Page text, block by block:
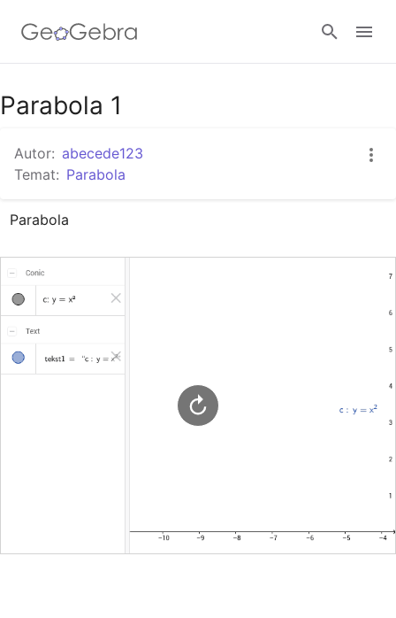
Google Classroom
GeoGebra Classroom
Parabola 1
Autor: abecede123
Temat: Parabola
Parabola